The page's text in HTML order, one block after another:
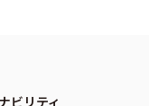
ビリティ